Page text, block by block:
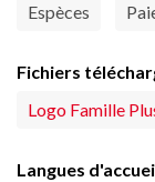
Espèces
Fichiers
Logo Famille
Langues